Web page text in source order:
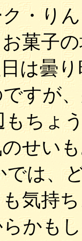
・り
お菓子
は曇
すが
もちょ
せい
では、
気持
かも